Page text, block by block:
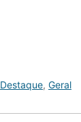
Destaque, Geral